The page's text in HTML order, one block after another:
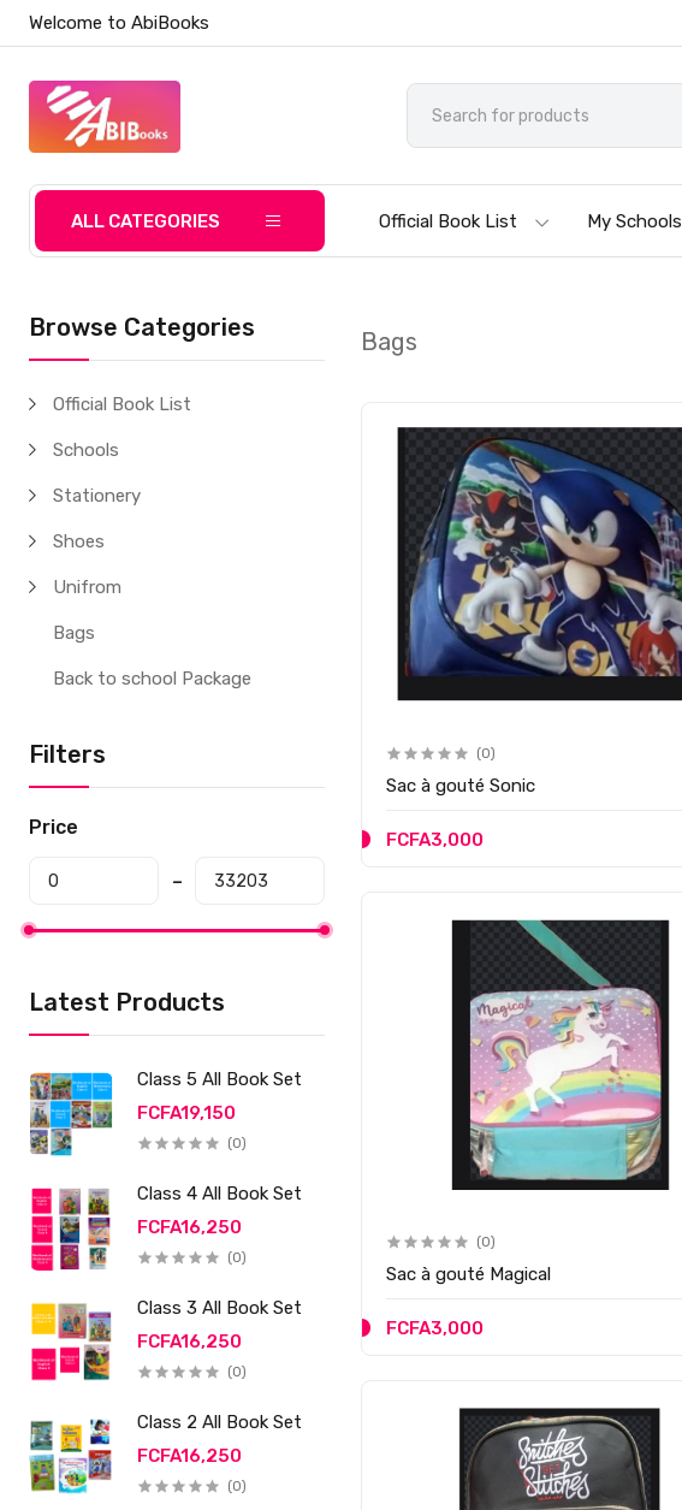
Welcome to AbiBooks
ALL CATEGORIES Official Book List My Schools
Browse Categories
Official Book List
Schools
Stationery
Shoes
Unifrom
Bags
Back to school Package
Filters
Price
Latest Products
Class 5 All Book Set
FCFA19,150
(0)
Class 4 All Book Set
FCFA16,250
(0)
Class 3 All Book Set
FCFA16,250
(0)
Class 2 All Book Set
FCFA16,250
(0)
Bags
(0)
Sac à gouté Sonic
FCFA3,000
(0)
Sac à gouté Magical
FCFA3,000